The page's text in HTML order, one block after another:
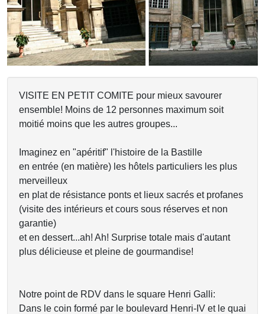
VISITE EN PETIT COMITE pour mieux savourer
ensemble! Moins de 12 personnes maximum soit
moitié moins que les autres groupes...
Imaginez en "apéritif" l'histoire de la Bastille
en entrée (en matière) les hôtels particuliers les plus
merveilleux
en plat de résistance ponts et lieux sacrés et profanes
(visite des intérieurs et cours sous réserves et non
garantie)
et en dessert...ah! Ah! Surprise totale mais d'autant
plus délicieuse et pleine de gourmandise!
Notre point de RDV dans le square Henri Galli:
Dans le coin formé par le boulevard Henri-IV et le quai